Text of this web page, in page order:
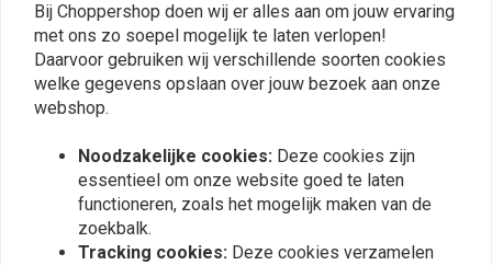
Voor geboord : Ja
Lees meer
Reviews
(0 beoordelingen)
Bij Choppershop doen wij er alles aan om jouw ervaring
met ons zo soepel mogelijk te laten verlopen!
Daarvoor gebruiken wij verschillende soorten cookies
welke gegevens opslaan over jouw bezoek aan onze
webshop.
Noodzakelijke cookies: Deze cookies zijn
essentieel om onze website goed te laten
functioneren, zoals het mogelijk maken van de
zoekbalk.
Tracking cookies: Deze cookies verzamelen